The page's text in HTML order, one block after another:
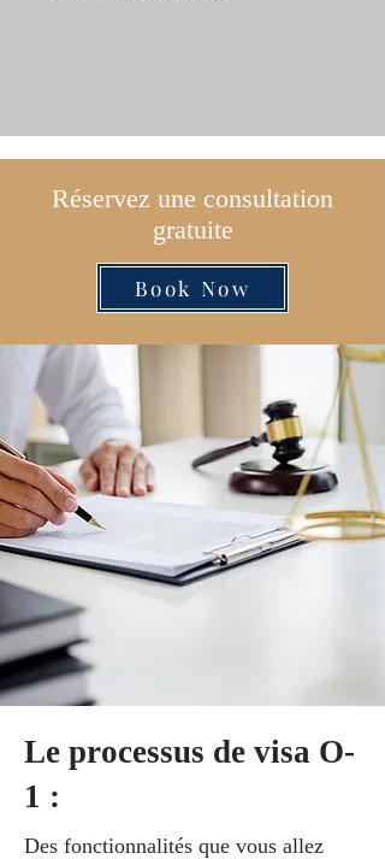
Réservez une consultation
gratuite
Book Now
Le processus de visa O-
1 :
Des fonctionnalités que vous allez